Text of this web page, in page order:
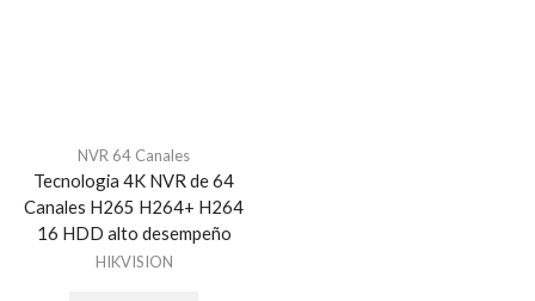
NVR 64 Canales
Tecnologia 4K NVR de 64
Canales H265 H264+ H264
16 HDD alto desempeño
HIKVISION